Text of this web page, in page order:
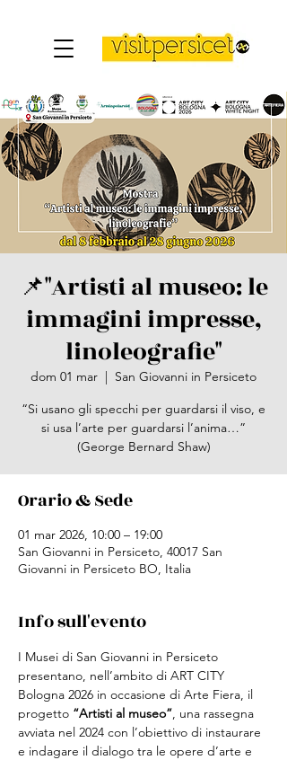
📌"Artisti al museo: le
immagini impresse,
linoleografie"
dom 01 mar
  |
San Giovanni in Persiceto
“Si usano gli specchi per guardarsi il viso, e
si usa l’arte per guardarsi l’anima…”
(George Bernard Shaw)
Orario & Sede
01 mar 2026, 10:00 – 19:00
San Giovanni in Persiceto, 40017 San
Giovanni in Persiceto BO, Italia
Info sull'evento
I Musei di San Giovanni in Persiceto
presentano, nell’ambito di ART CITY
Bologna 2026 in occasione di Arte Fiera, il
progetto “Artisti al museo”, una rassegna
avviata nel 2024 con l’obiettivo di instaurare
e indagare il dialogo tra le opere d’arte e